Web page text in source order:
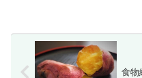
食物